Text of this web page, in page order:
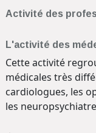
Activité des
L'activité des
Cette activité
médicales très
cardiologues, les
les